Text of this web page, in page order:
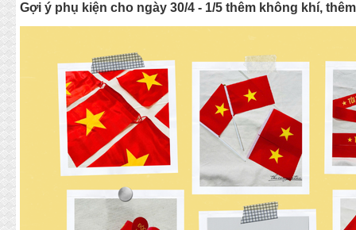
Gợi ý phụ kiện cho ngày 30/4 - 1/5 thêm không khí,